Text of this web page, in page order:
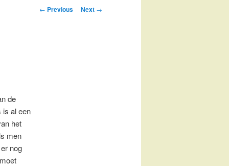
Post
← Previous Next →
de
is al een
het
men
nog